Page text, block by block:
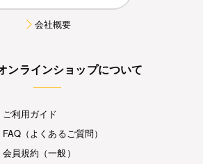
会社概要
ンラインショップについて
ご利用ガイド
FAQ（よくあるご質問）
会員規約（一般）